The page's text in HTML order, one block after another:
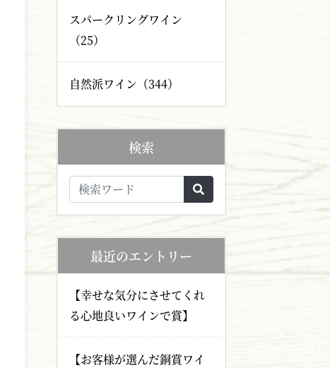
スパークリングワイン
（25）
自然派ワイン（344）
検索
最近のエントリー
【幸せな気分にさせてくれ
る心地良いワインで賞】
【お客様が選んだ銅賞ワイ